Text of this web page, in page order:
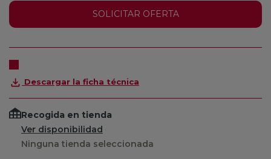
SOLICITAR OFERTA
Descargar la ficha técnica
Recogida en tienda
Ver disponibilidad
Ninguna tienda seleccionada